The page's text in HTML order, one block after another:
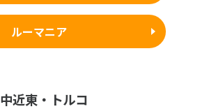
ルーマニア
中近東・トルコ